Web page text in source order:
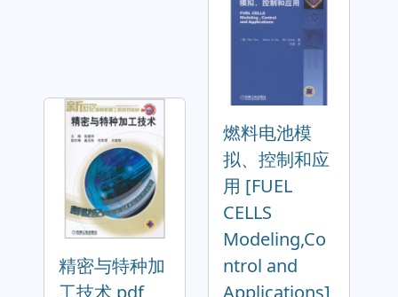
精密与特种加
工技术 pdf
燃料电池模
拟、控制和应
用 [FUEL
CELLS
Modeling,Co
ntrol and
Applications]